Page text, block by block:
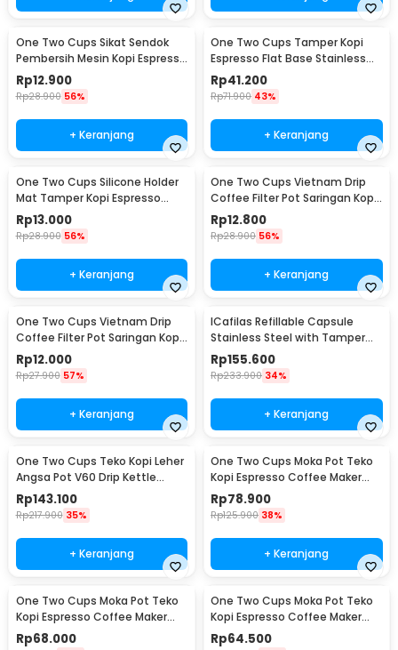
One Two Cups Sikat Sendok
Pembersih Mesin Kopi Espresso
2in1 - 8809
Rp12.900
Rp28.900 56%
+ Keranjang
One Two Cups Tamper Kopi
Espresso Flat Base Stainless
Steel 51mm - SS51
Rp41.200
Rp71.900 43%
+ Keranjang
One Two Cups Silicone Holder
Mat Tamper Kopi Espresso
Barista - 0310
Rp13.000
Rp28.900 56%
+ Keranjang
One Two Cups Vietnam Drip
Coffee Filter Pot Saringan Kopi
124ml 7Q - LC1
Rp12.800
Rp28.900 56%
+ Keranjang
One Two Cups Vietnam Drip
Coffee Filter Pot Saringan Kopi
114ml 6Q - LC1
Rp12.000
Rp27.900 57%
+ Keranjang
ICafilas Refillable Capsule
Stainless Steel with Tamper
for Nespresso - F456
Rp155.600
Rp233.900 34%
+ Keranjang
One Two Cups Teko Kopi Leher
Angsa Pot V60 Drip Kettle
960ml - RF-15
Rp143.100
Rp217.900 35%
+ Keranjang
One Two Cups Moka Pot Teko
Kopi Espresso Coffee Maker
Stovetop 6 Cup 300ml - Z21
Rp78.900
Rp125.900 38%
+ Keranjang
One Two Cups Moka Pot Teko
Kopi Espresso Coffee Maker
Stovetop 4 Cup 200ml - Z21
Rp68.000
One Two Cups Moka Pot Teko
Kopi Espresso Coffee Maker
Stovetop 2 Cup 100ml - Z21
Rp64.500